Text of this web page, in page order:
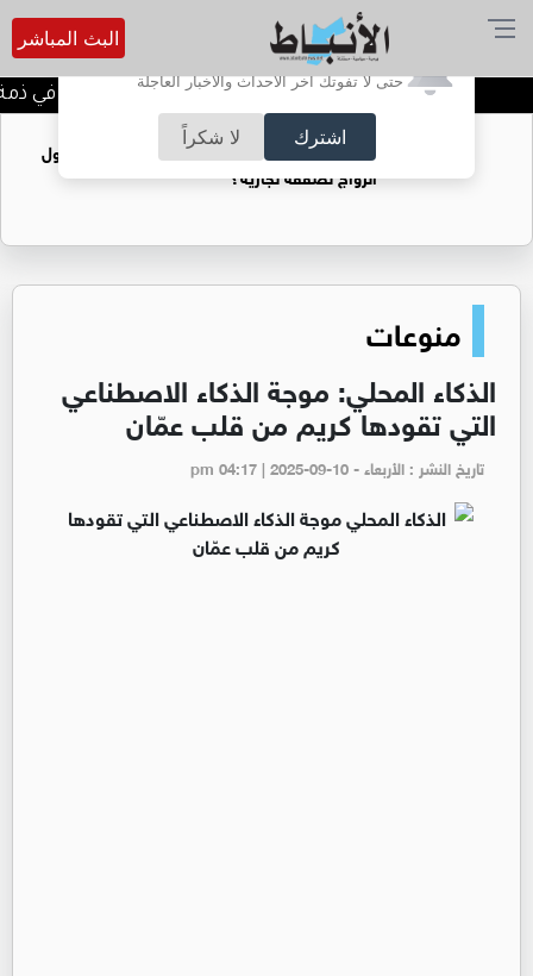
أترغب في تفعيل الإشعارات؟
حتى لا تفوتك آخر الأحداث والأخبار العاجلة
اشترك لا شكراً
البث المباشر
الحاجة خالدة محمود الكرمي في ذمة
فتيات يستغللنه لتحقيق مكاسب مادية.. هل تحول
الزواج لصفقة تجارية؟
منوعات
الذكاء المحلي: موجة الذكاء الاصطناعي
التي تقودها كريم من قلب عمّان
تاريخ النشر : الأربعاء - pm 04:17 | 2025-09-10